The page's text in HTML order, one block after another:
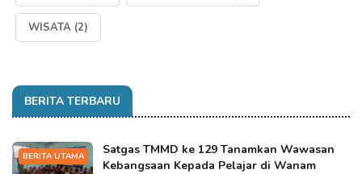
WISATA (2)
BERITA TERBARU
BERITA UTAMA
Satgas TMMD ke 129 Tanamkan Wawasan
Kebangsaan Kepada Pelajar di Wanam